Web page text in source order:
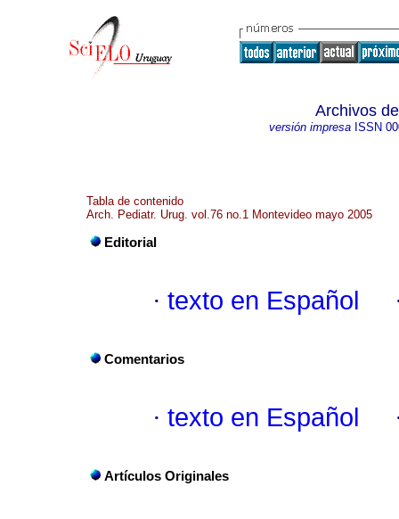
Archivos
versión impresaISSN
Tabla de contenido
Arch. Pediatr. Urug. vol.76 no.1 Montevideo mayo 2005
Editorial
· texto en Español
Comentarios
· texto en Español
Artículos Originales